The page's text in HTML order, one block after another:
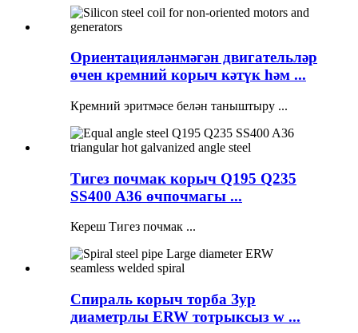
Ориентацияләнмәгән двигательләр
өчен кремний корыч кәтүк һәм ...
Кремний эритмәсе белән таныштыру ...
Тигез почмак корыч Q195 Q235
SS400 A36 өчпочмагы ...
Кереш Тигез почмак ...
Спираль корыч торба Зур
диаметрлы ERW тотрыксыз w ...